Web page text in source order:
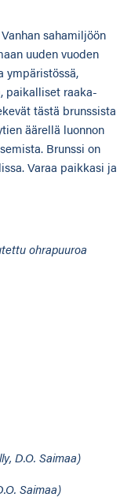
sahamiljöön
uuden vuoden
ympäristössä,
paikalliset raaka-
tästä brunssista
äärellä luonnon
Brunssi on
Varaa paikkasi ja
ohrapuuroa
D.O. Saimaa)
Saimaa)